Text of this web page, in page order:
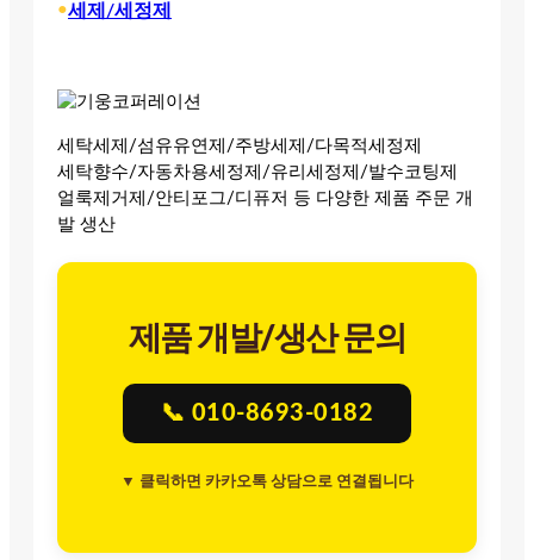
•세제/세정제
세탁세제/섬유유연제/주방세제/다목적세정제
세탁향수/자동차용세정제/유리세정제/발수코팅제
얼룩제거제/안티포그/디퓨저 등 다양한 제품 주문 개
발 생산
제품 개발/생산 문의
📞 010-8693-0182
▼ 클릭하면 카카오톡 상담으로 연결됩니다